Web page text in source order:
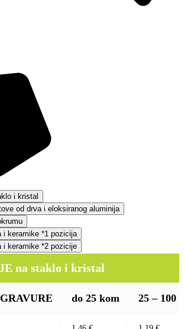
i kristal
od drva i eloksiranog aluminija
i keramike *1 pozicija
i keramike *2 pozicije
na staklo i kristal
do 25 kom 25 – 100